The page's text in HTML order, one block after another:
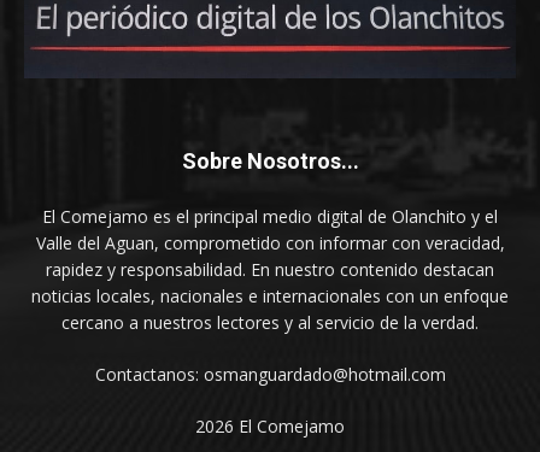
Sobre Nosotros...
El Comejamo es el principal medio digital de Olanchito y el
Valle del Aguan, comprometido con informar con veracidad,
rapidez y responsabilidad. En nuestro contenido destacan
noticias locales, nacionales e internacionales con un enfoque
cercano a nuestros lectores y al servicio de la verdad.
Contactanos: osmanguardado@hotmail.com
2026 El Comejamo